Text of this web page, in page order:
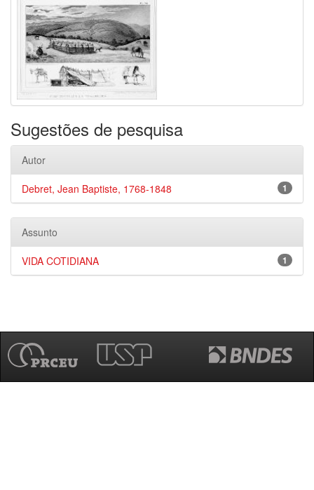
Sugestões de pesquisa
Autor
1
Debret, Jean Baptiste, 1768-1848
Assunto
1
VIDA COTIDIANA